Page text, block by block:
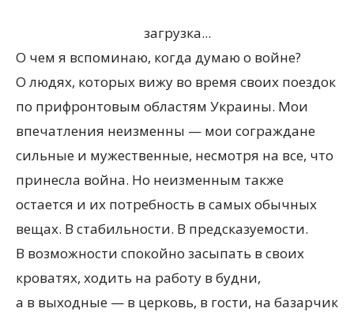
загрузка...
О чем я вспоминаю, когда думаю о войне?
О людях, которых вижу во время своих поездок
по прифронтовым областям Украины. Мои
впечатления неизменны — мои сограждане
сильные и мужественные, несмотря на все, что
принесла война. Но неизменным также
остается и их потребность в самых обычных
вещах. В стабильности. В предсказуемости.
В возможности спокойно засыпать в своих
кроватях, ходить на работу в будни,
а в выходные — в церковь, в гости, на базарчик